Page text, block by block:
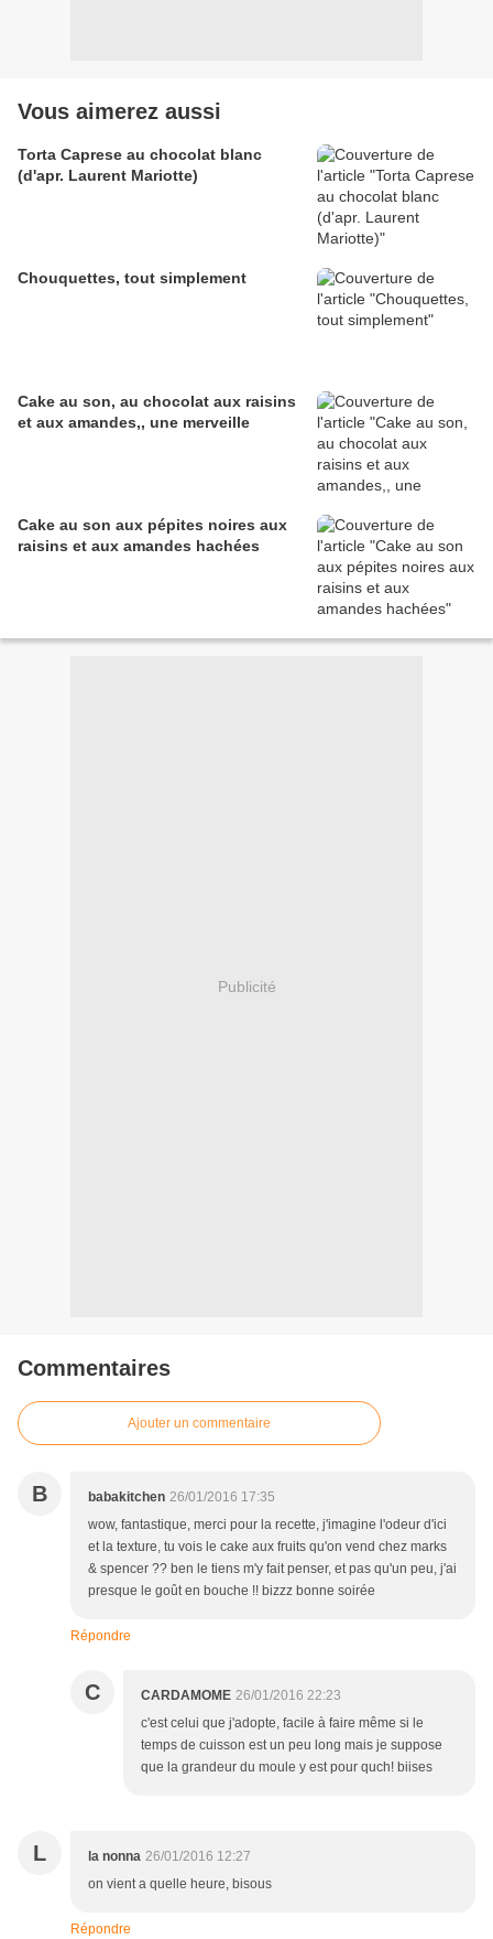
Vous aimerez aussi
Torta Caprese au chocolat blanc
(d'apr. Laurent Mariotte)
Chouquettes, tout simplement
Cake au son, au chocolat aux raisins
et aux amandes,, une merveille
Cake au son aux pépites noires aux
raisins et aux amandes hachées
Publicité
Commentaires
Ajouter un commentaire
B babakitchen 26/01/2016 17:35
wow, fantastique, merci pour la recette, j'imagine l'odeur d'ici
et la texture, tu vois le cake aux fruits qu'on vend chez marks
& spencer ?? ben le tiens m'y fait penser, et pas qu'un peu, j'ai
presque le goût en bouche !! bizzz bonne soirée
Répondre
C CARDAMOME 26/01/2016 22:23
c'est celui que j'adopte, facile à faire même si le
temps de cuisson est un peu long mais je suppose
que la grandeur du moule y est pour quch! biises
L la nonna 26/01/2016 12:27
on vient a quelle heure, bisous
Répondre